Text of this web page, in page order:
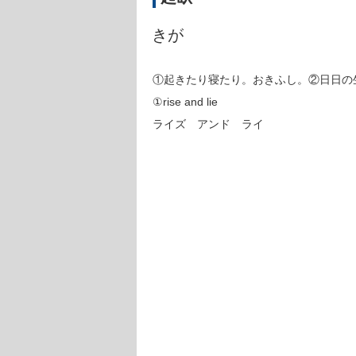
きが
①起きたり寝たり。おきふし。②日日の
①rise and lie
ライズ アンド ライ